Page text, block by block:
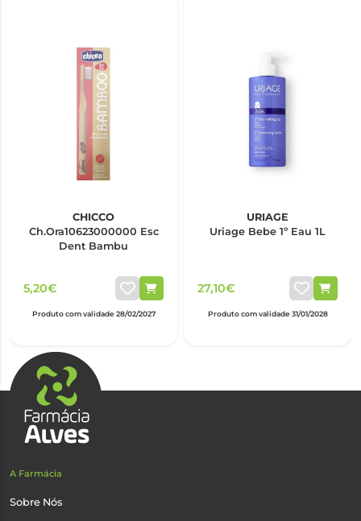
CHICCO
Ch.Ora10623000000 Esc
Dent Bambu
5,20€
Produto com validade 28/02/2027
URIAGE
Uriage Bebe 1º Eau 1L
27,10€
Produto com validade 31/01/2028
A Farmácia
Sobre Nós